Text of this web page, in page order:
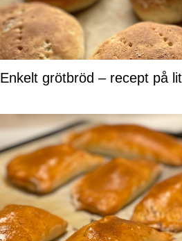
Enkelt grötbröd – recept på